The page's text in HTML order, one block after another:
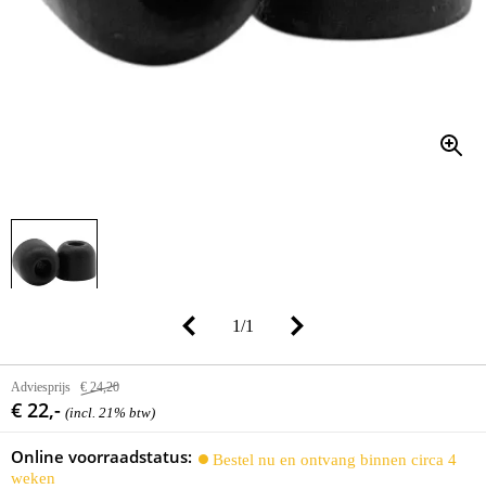
1/1
Adviesprijs € 24,20
€ 22,- (incl. 21% btw)
Online voorraadstatus:
Bestel nu en ontvang binnen circa 4
weken